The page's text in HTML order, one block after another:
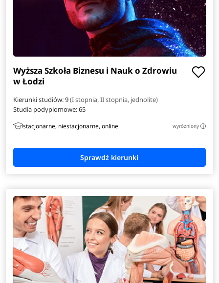
Wyższa Szkoła Biznesu i Nauk o Zdrowiu
w Łodzi
Kierunki studiów: 9(I stopnia, II stopnia, jednolite)
Studia podyplomowe:65
stacjonarne, niestacjonarne, online wyróżniony i